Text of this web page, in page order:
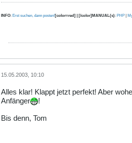
INFO: Erst suchen, dann posten![color=red] | [/color]MANUAL(s): PHP |
15.05.2003, 10:10
Alles klar! Klappt jetzt perfekt! Aber
Anfänger
!
Bis denn, Tom